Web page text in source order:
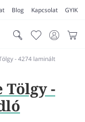
Blog Kapcsolat GYIK
- 4274 laminált
-